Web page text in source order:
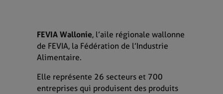
FEVIA Wallonie, l’aile régionale wallonne
de FEVIA, la Fédération de l’Industrie
Alimentaire.
Elle représente 26 secteurs et 700
entreprises qui produisent des produits